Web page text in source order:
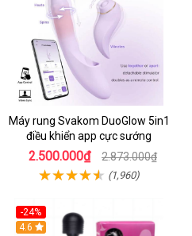
Máy rung Svakom DuoGlow 5in1
điều khiển app cực sướng
2.500.000₫ 2.873.000₫
(1,960)
-24%
4.6